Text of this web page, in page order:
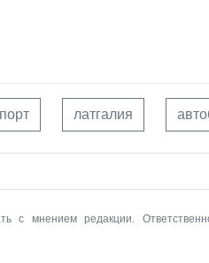
латгалия
с мнением редакции.